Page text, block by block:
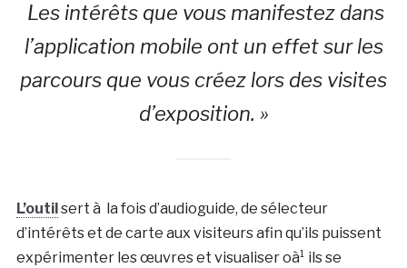
Les intérêts que vous manifestez dans
l’application mobile ont un effet sur les
parcours que vous créez lors des visites
d’exposition. »
L’outil sert à la fois d’audioguide, de sélecteur
d’intérêts et de carte aux visiteurs afin qu’ils puissent
expérimenter les œuvres et visualiser oà¹ ils se